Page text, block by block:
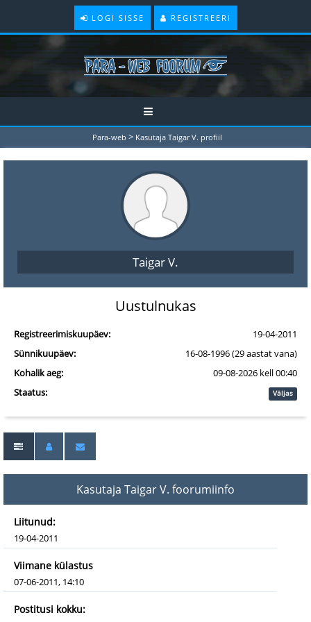
LOGI SISSE REGISTREERI
Para-web > Kasutaja Taigar V. profiil
Taigar V.
Uustulnukas
Registreerimiskuupäev:
19-04-2011
Sünnikuupäev:
16-08-1996 (29 aastat vana)
Kohalik aeg:
09-08-2026 kell 00:40
Staatus:
Väljas
Kasutaja Taigar V. foorumiinfo
Liitunud:
19-04-2011
Viimane külastus
07-06-2011, 14:10
Postitusi kokku: